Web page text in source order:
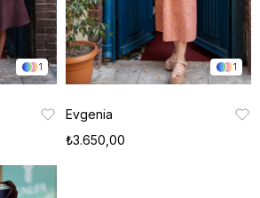
1 1
Evgenia
₺3.650,00